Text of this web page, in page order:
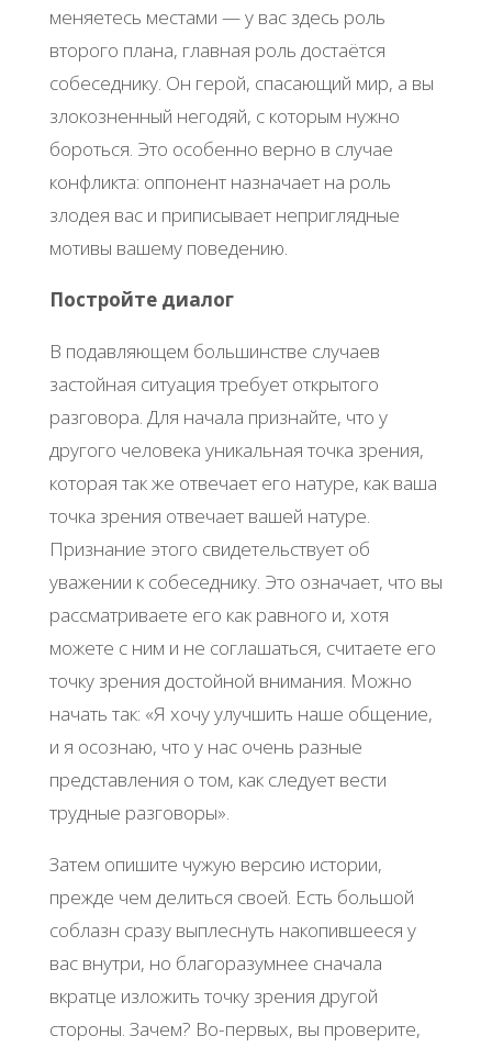
меняетесь местами — у вас здесь роль
второго плана, главная роль достаётся
собеседнику. Он герой, спасающий мир, а вы
злокозненный негодяй, с которым нужно
бороться. Это особенно верно в случае
конфликта: оппонент назначает на роль
злодея вас и приписывает неприглядные
мотивы вашему поведению.
Постройте диалог
В подавляющем большинстве случаев
застойная ситуация требует открытого
разговора. Для начала признайте, что у
другого человека уникальная точка зрения,
которая так же отвечает его натуре, как ваша
точка зрения отвечает вашей натуре.
Признание этого свидетельствует об
уважении к собеседнику. Это означает, что вы
рассматриваете его как равного и, хотя
можете с ним и не соглашаться, считаете его
точку зрения достойной внимания. Можно
начать так: «Я хочу улучшить наше общение,
и я осознаю, что у нас очень разные
представления о том, как следует вести
трудные разговоры».
Затем опишите чужую версию истории,
прежде чем делиться своей. Есть большой
соблазн сразу выплеснуть накопившееся у
вас внутри, но благоразумнее сначала
вкратце изложить точку зрения другой
стороны. Зачем? Во-первых, вы проверите,